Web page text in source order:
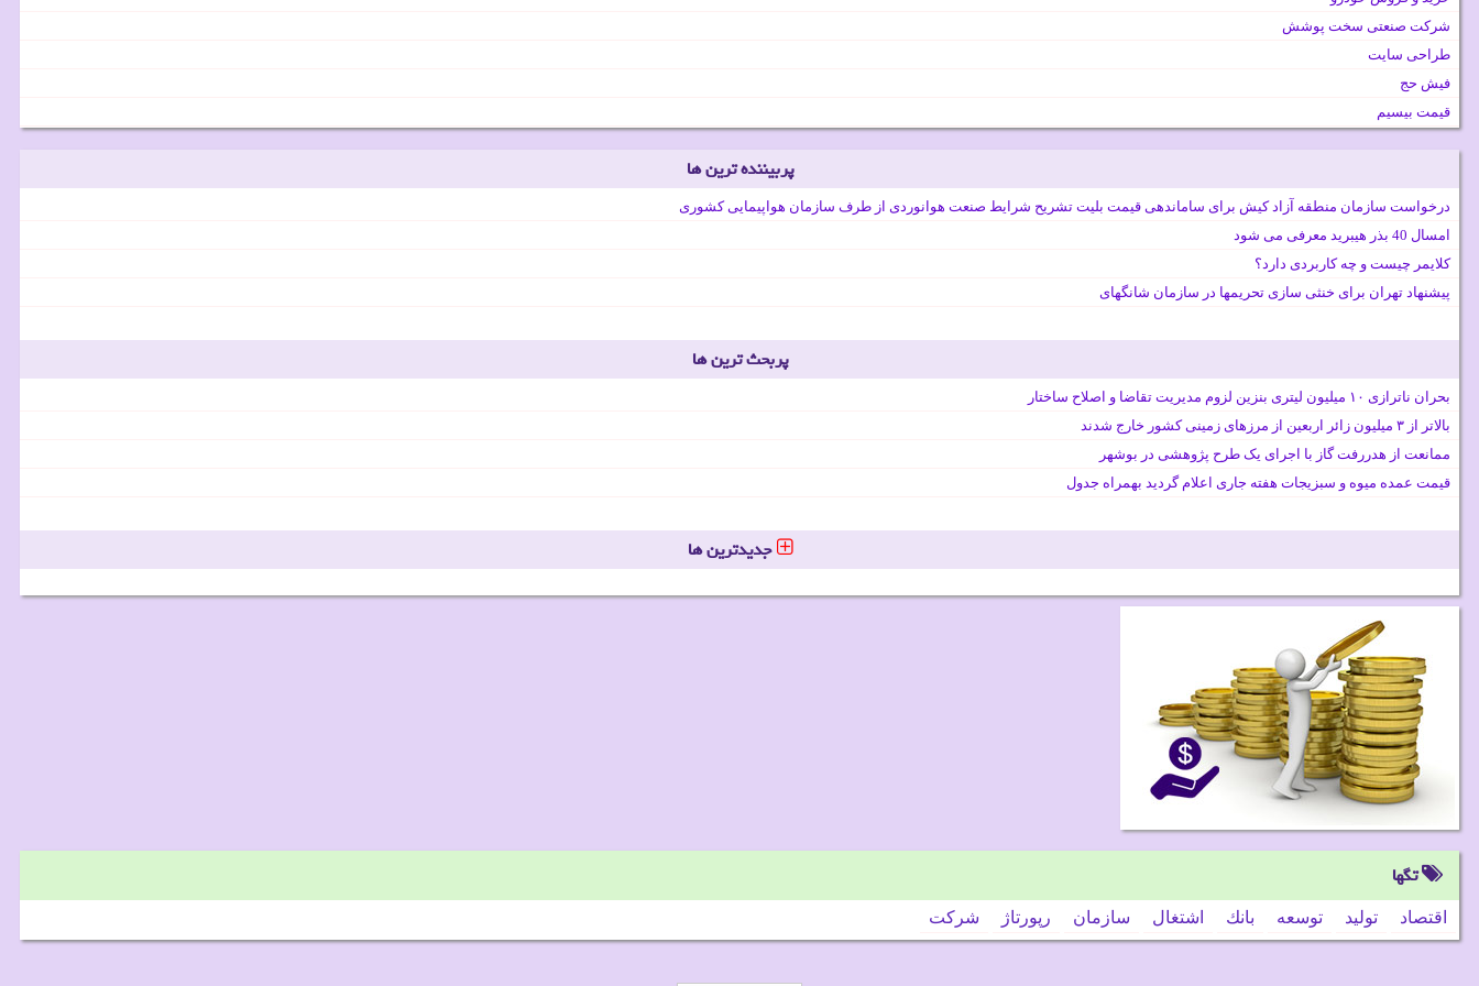
شرکت صنعتی سخت پوشش
طراحی سایت
فیش حج
قیمت بیسیم
پربیننده ترین ها
درخواست سازمان منطقه آزاد کیش برای ساماندهی قیمت بلیت تشریح شرایط صنعت هوانوردی از طرف سازمان هواپیمایی کشوری
امسال 40 بذر هیبرید معرفی می شود
کلایمر چیست و چه کاربردی دارد؟
پیشنهاد تهران برای خنثی سازی تحریمها در سازمان شانگهای
پربحث ترین ها
بحران ناترازی ۱۰ میلیون لیتری بنزین لزوم مدیریت تقاضا و اصلاح ساختار
بالاتر از ۳ میلیون زائر اربعین از مرزهای زمینی کشور خارج شدند
ممانعت از هدررفت گاز با اجرای یک طرح پژوهشی در بوشهر
قیمت عمده میوه و سبزیجات هفته جاری اعلام گردید بهمراه جدول
جدیدترین ها
تگها
اقتصاد تولید توسعه بانك اشتغال سازمان رپورتاژ شركت